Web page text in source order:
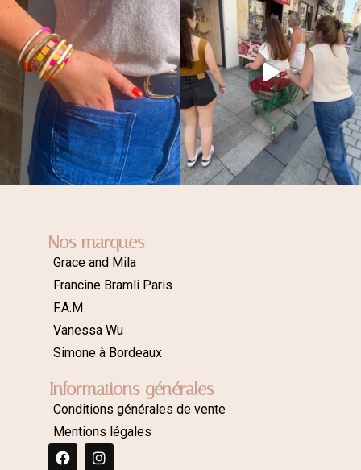
Nos marques
Grace and Mila
Francine Bramli Paris
F.A.M
Vanessa Wu
Simone à Bordeaux
Informations générales
Conditions générales de vente
Mentions légales